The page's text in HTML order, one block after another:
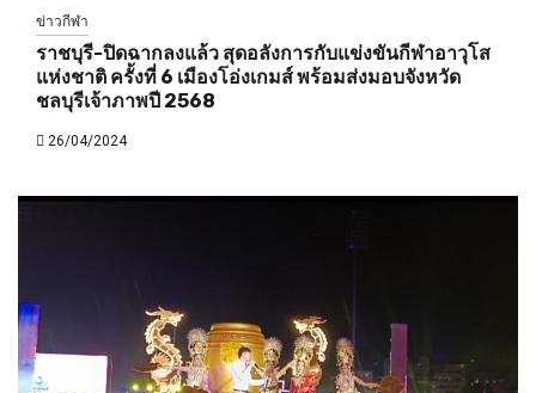
ข่าวกีฬา
ราชบุรี-ปิดฉากลงแล้ว สุดอลังการกับแข่งขันกีฬาอาวุโส
แห่งชาติ ครั้งที่ 6 เมืองโอ่งเกมส์ พร้อมส่งมอบจังหวัด
ชลบุรีเจ้าภาพปี 2568
26/04/2024